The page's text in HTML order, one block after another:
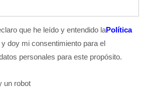
que he leído y entendido laPolítica
y doy mi consentimiento para el
personales para este propósito.
un robot